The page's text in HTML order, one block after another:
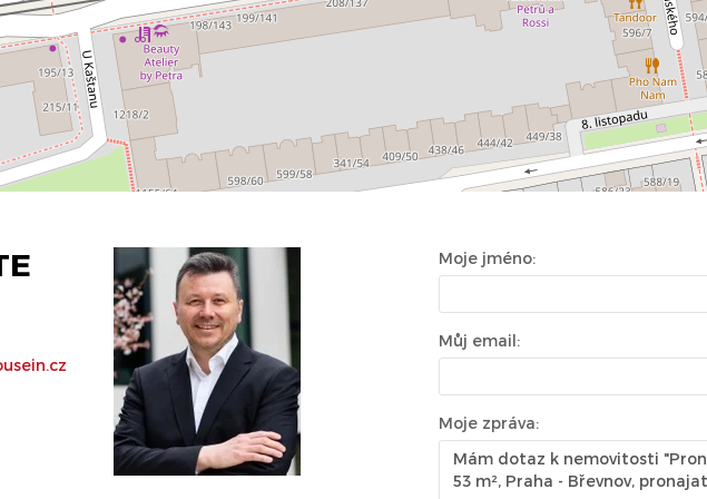
Moje jméno:
Můj email:
Moje zpráva: